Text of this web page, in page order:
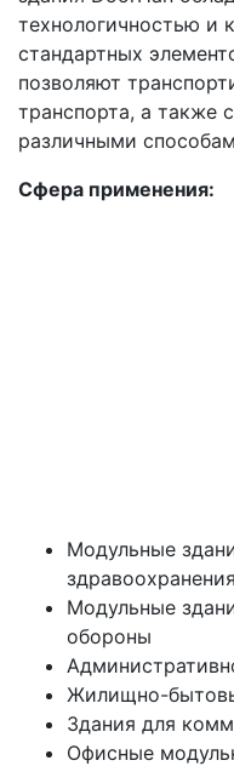
технологичностью и
стандартных
позволяют
транспорта, а также
различными
Сфера применения:
Модульные
здравоохранения
Модульные
обороны
Жилищно-
Здания для
Офисные